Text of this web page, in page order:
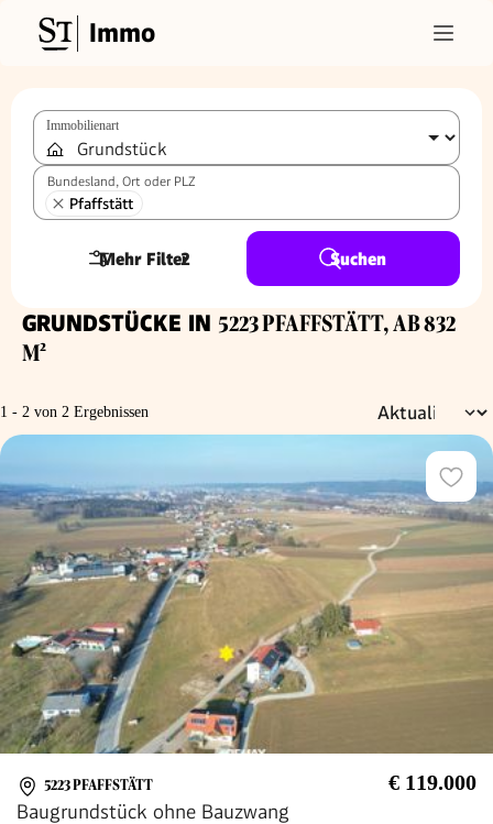
Immo
Immobilienart
Bundesland, Ort oder PLZ
Pfaffstätt
Mehr Filter
2 Suchen
GRUNDSTÜCKE IN 5223 PFAFFSTÄTT, AB 832
M²
1 - 2 von 2 Ergebnissen
5223 PFAFFSTÄTT € 119.000
Baugrundstück ohne Bauzwang